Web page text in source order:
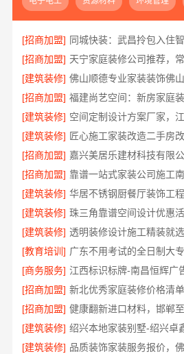
[招商加盟] 同城快装：武昌拎包入住
[招商加盟]
[建筑装修]
[招商加盟] 福建尚艺空间：新房家庭
[建筑装修]
[建筑装修]
[招商加盟] 嘉兴美居乐建材科技有限
[招商加盟]
[建筑装修] 华居不锈钢厨餐厅装饰工
[建筑装修] 珠三角靠谱空间设计优惠
[建筑装修]
[教育培训]
[商务服务] 江西标识标牌-南昌恒辉广
[招商加盟]
[招商加盟]
[建筑装修]
[建筑装修]